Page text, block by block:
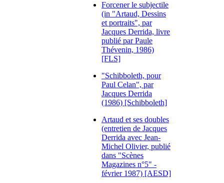
Forcener le subjectile
(in "Artaud, Dessins
et portraits", par
Jacques Derrida, livre
publié par Paule
Thévenin, 1986)
[FLS]
"Schibboleth, pour
Paul Celan", par
Jacques Derrida
(1986) [Schibboleth]
Artaud et ses doubles
(entretien de Jacques
Derrida avec Jean-
Michel Olivier, publié
dans "Scènes
Magazines n°5" -
février 1987) [AESD]